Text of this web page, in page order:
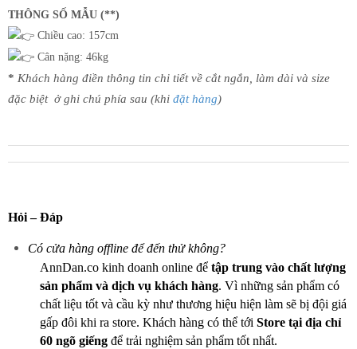
THÔNG SỐ MẪU (**)
Chiều cao: 157cm
Cân nặng: 46kg
* Khách hàng điền thông tin chi tiết về cắt ngắn, làm dài và size
đặc biệt ở ghi chú phía sau (khi đặt hàng)
Hỏi – Đáp
Có cửa hàng offline để đến thử không?
AnnDan.co kinh doanh online để tập trung vào chất lượng
sản phẩm và dịch vụ khách hàng. Vì những sản phẩm có
chất liệu tốt và cầu kỳ như thương hiệu hiện làm sẽ bị đội giá
gấp đôi khi ra store. Khách hàng có thể tới Store tại địa chỉ
60 ngõ giếng để trải nghiệm sản phẩm tốt nhất.